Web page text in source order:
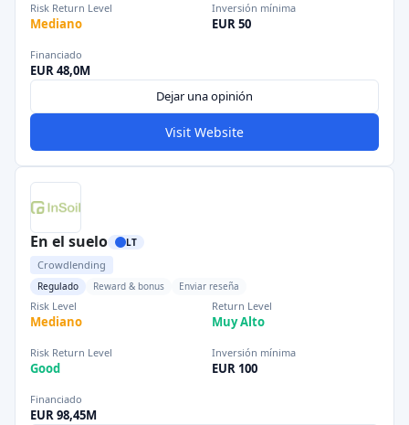
Risk Return Level
Mediano
Inversión mínima
EUR 50
Financiado
EUR 48,0M
Dejar una opinión
Visit Website
En el suelo LT
Crowdlending
Regulado Reward & bonus Enviar reseña
Risk Level
Mediano
Return Level
Muy Alto
Risk Return Level
Good
Inversión mínima
EUR 100
Financiado
EUR 98,45M